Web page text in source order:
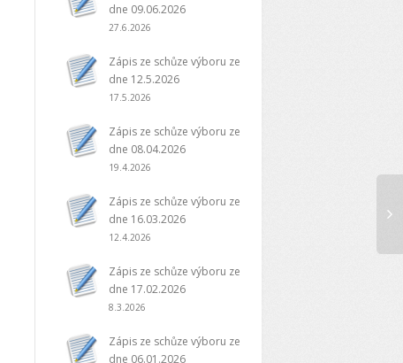
výboru ze dne
04.01.2022
Zapis_20220104-1-
výboru ze dne
20260316_ZapisStáhnout
15.4.2019
dne 09.06.2026
27.6.2026
Zápis ze schůze výboru ze
dne 12.5.2026
17.5.2026
Zápis ze schůze výboru ze
dne 08.04.2026
19.4.2026
Zápis ze schůze výboru ze
dne 16.03.2026
12.4.2026
Zápis ze schůze výboru ze
dne 17.02.2026
8.3.2026
Zápis ze schůze výboru ze
dne 06.01.2026